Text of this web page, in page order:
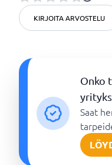
KIRJOITA ARVOSTELU
Onko
Saat